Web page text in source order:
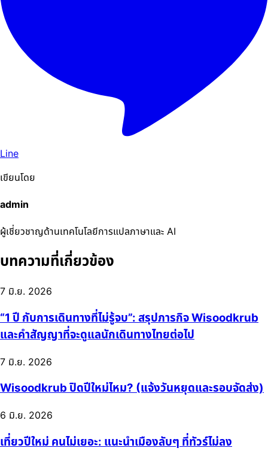
Line
เขียนโดย
admin
ผู้เชี่ยวชาญด้านเทคโนโลยีการแปลภาษาและ AI
บทความที่เกี่ยวข้อง
7 มิ.ย. 2026
“1 ปี กับการเดินทางที่ไม่รู้จบ”: สรุปภารกิจ Wisoodkrub
และคำสัญญาที่จะดูแลนักเดินทางไทยต่อไป
7 มิ.ย. 2026
Wisoodkrub ปิดปีใหม่ไหม? (แจ้งวันหยุดและรอบจัดส่ง)
6 มิ.ย. 2026
เที่ยวปีใหม่ คนไม่เยอะ: แนะนำเมืองลับๆ ที่ทัวร์ไม่ลง